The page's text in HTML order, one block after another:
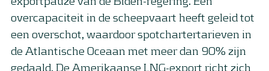
overcapaciteit in de scheepvaart heeft geleid tot
een overschot, waardoor spotchartertarieven in
de Atlantische Oceaan met meer dan 90% zijn
gedaald. De Amerikaanse LNG-export richt zich